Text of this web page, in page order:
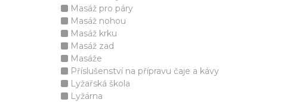
Masáž pro páry
Masáž nohou
Masáž krku
Masáž zad
Masáže
Příslušenství na přípravu čaje a kávy
Lyžařská škola
Lyžárna